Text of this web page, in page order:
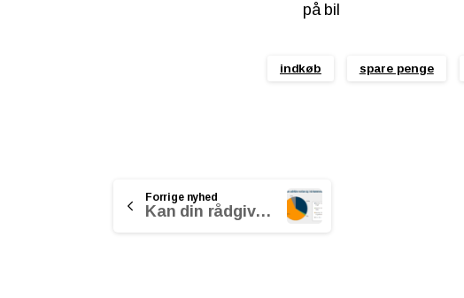
på bil
indkøb spare penge
Continue
Reading
Forrige nyhed
Kan din rådgiver spå om renten?